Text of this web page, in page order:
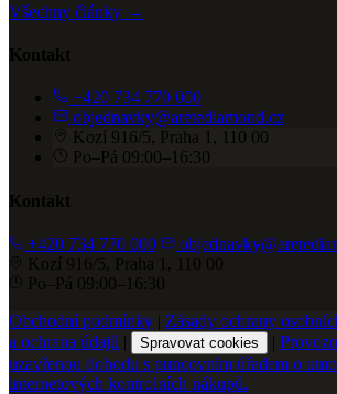
Všechny články →
Kontakt
+420 734 770 000
objednavky@aretediamond.cz
Kozí 916/5, Praha 1, 110 00
Po–Pá 09:00–16:30
Kontakt
+420 734 770 000
Kozí 916/5, Praha 1, 110 00
Po–Pá 09:00–16:30
Obchodní podmínky | Zásady ochrany
a ochrana údajů | Spravovat cookies |
uzavřenou dohodu s puncovním úřadem o
internetových kontrolních nákupů.